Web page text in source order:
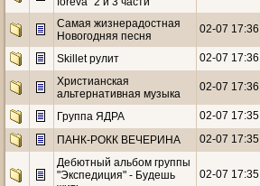
Самая жизнерадостная
Новогодняя песня
02-07 17:36
Skillet рулит 02-07 17:36
Христианская
альтернативная музыка
02-07 17:36
Группа ЯДРА 02-07 17:35
ПАНК-РОКК ВЕЧЕРИНА
02-07 17:35
Дебютный альбом группы
"Экспедиция" - Будешь
02-07 17:35